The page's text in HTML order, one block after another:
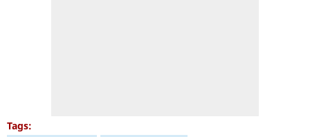
Tags: